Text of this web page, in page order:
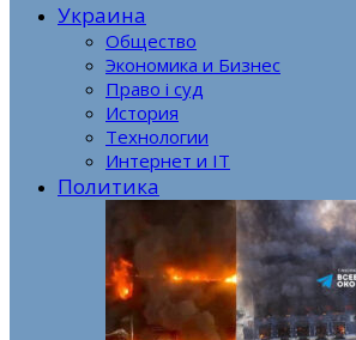
Украина
Общество
Экономика и Бизнес
Право і суд
История
Технологии
Интернет и IT
Политика